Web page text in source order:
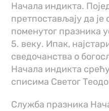
Начала индикта.
претпостављају да
поменутог празника
5. веку. Ипак,
сведочанства о
Начала индикта
списима Светог
Служба празника